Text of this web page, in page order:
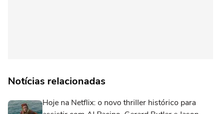
Notícias relacionadas
Hoje na Netflix: o novo thriller histórico para